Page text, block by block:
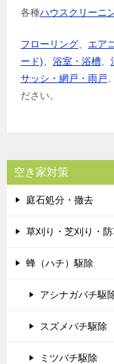
各種ハウスクリーニ
フローリング エア
ード)
浴室・浴槽
サッシ・網戸・雨戸
ださい。
空き家対策
庭石処分・撤去
草刈り・芝刈り・
蜂（ハチ）駆除
アシナガバチ駆
スズメバチ駆除
ミツバチ駆除